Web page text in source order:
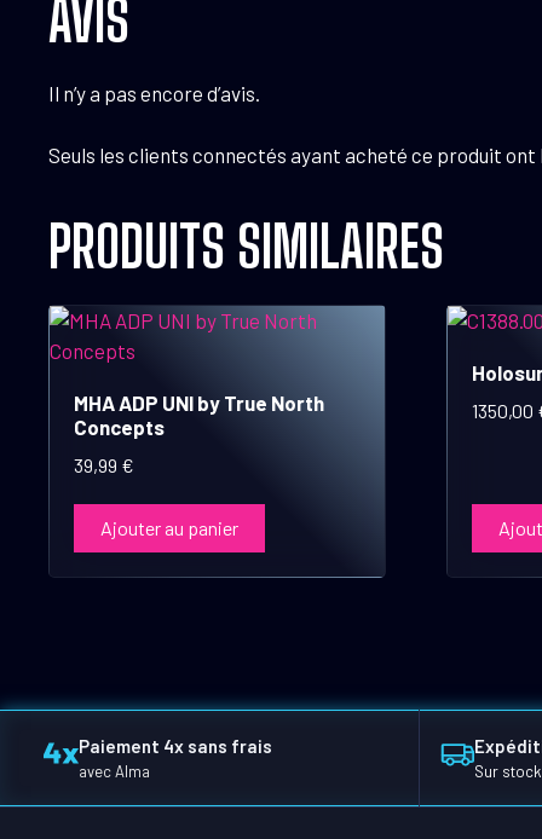
AVIS
Il n’y a pas encore d’avis.
Seuls les clients connectés ayant acheté ce produit ont
PRODUITS SIMILAIRES
MHA ADP UNI by True North
Concepts
39,99 €
Ajouter au panier
1350,00
Paiement 4x sans frais
avec Alma Sur stock